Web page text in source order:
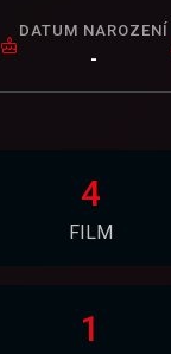
DATUM NAROZENÍ
-
4
FILM
1